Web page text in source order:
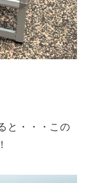
と・・・この